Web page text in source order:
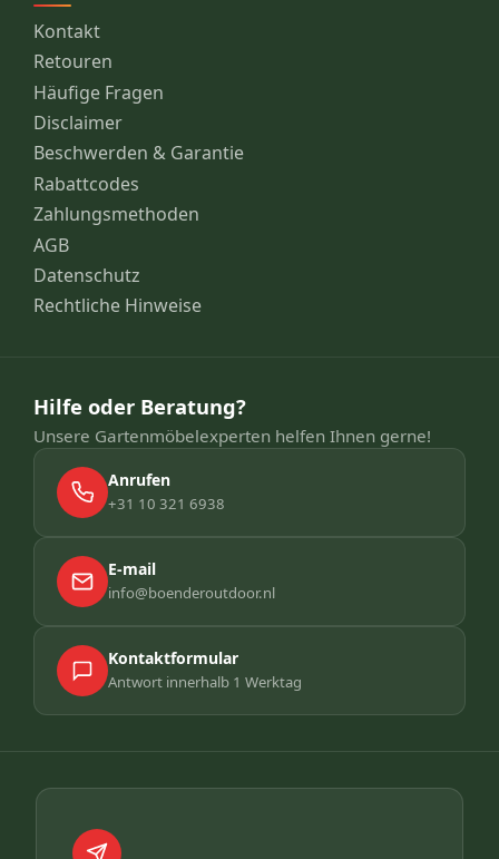
Kontakt
Retouren
Häufige Fragen
Disclaimer
Beschwerden & Garantie
Rabattcodes
Zahlungsmethoden
AGB
Datenschutz
Rechtliche Hinweise
Hilfe oder Beratung?
Unsere Gartenmöbelexperten helfen Ihnen gerne!
Anrufen
+31 10 321 6938
E-mail
info@boenderoutdoor.nl
Kontaktformular
Antwort innerhalb 1 Werktag